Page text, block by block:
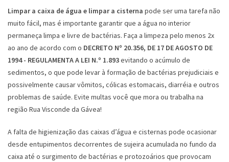
Limpar a caixa de água e limpar a cisterna pode ser uma tarefa não
muito fácil, mas é importante garantir que a água no interior
permaneça limpa e livre de bactérias. Faça a limpeza pelo menos 2x
ao ano de acordo com o DECRETO Nº 20.356, DE 17 DE AGOSTO DE
1994 - REGULAMENTA A LEI N.º 1.893evitando o acúmulo de
sedimentos, o que pode levar à formação de bactérias prejudiciais e
possivelmente causar vômitos, cólicas estomacais, diarréia e outros
problemas de saúde. Evite multas você que mora ou trabalha na
região Rua Visconde da Gávea!
A falta de higienização das caixas d’água e cisternas pode ocasionar
desde entupimentos decorrentes de sujeira acumulada no fundo da
caixa até o surgimento de bactérias e protozoários que provocam